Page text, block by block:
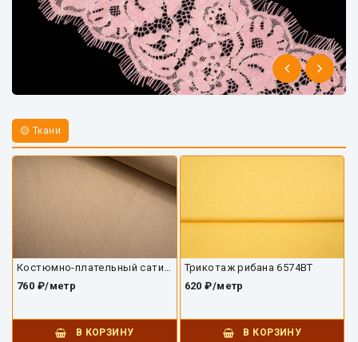
🟡 Ткани
Костюмно-плательный сатин 5384ХП
760 ₽/метр
В КОРЗИНУ
Трикотаж рибана 6574ВТ
620 ₽/метр
В КОРЗИНУ